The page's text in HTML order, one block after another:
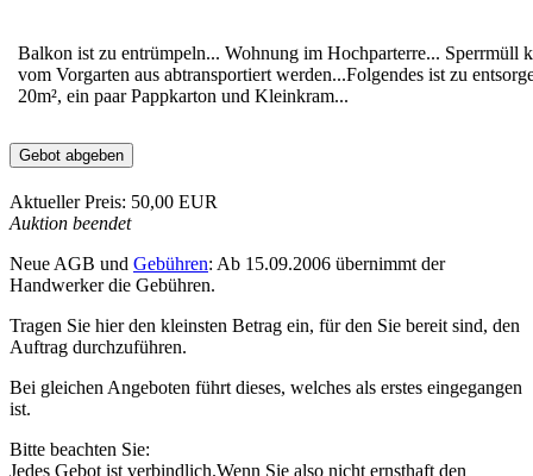
Balkon ist zu entrümpeln... Wohnung im Hochparterre... Sperrmüll
vom Vorgarten aus abtransportiert werden...Folgendes ist zu
20m², ein paar Pappkarton und Kleinkram...
Gebot abgeben
Aktueller Preis: 50,00 EUR
Auktion beendet
Neue AGB und Gebühren: Ab 15.09.2006 übernimmt der
Handwerker die Gebühren.
Tragen Sie hier den kleinsten Betrag ein, für den Sie bereit sind, den
Auftrag durchzuführen.
Bei gleichen Angeboten führt dieses, welches als erstes eingegangen
ist.
Bitte beachten Sie:
Jedes Gebot ist verbindlich.Wenn Sie also nicht ernsthaft den